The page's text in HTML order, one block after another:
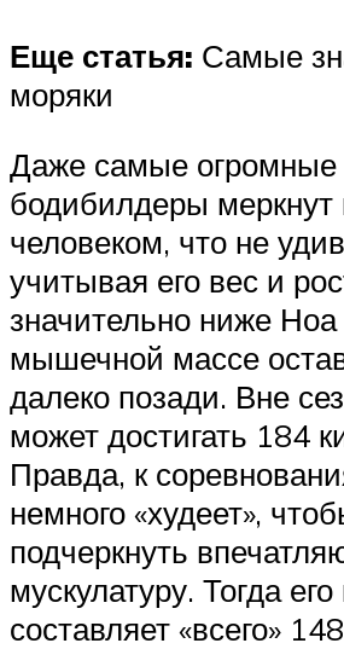
Еще статья: Самые
моряки
Даже самые огромные
бодибилдеры меркнут
человеком, что не
учитывая его вес и
значительно ниже
мышечной массе
далеко позади. Вне
может достигать 184
Правда, к
немного «худеет»,
подчеркнуть
мускулатуру. Тогда
составляет «всего»